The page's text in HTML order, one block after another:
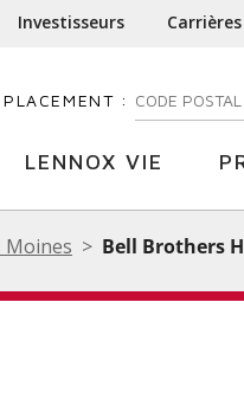
Investisseurs Carrières
: ENTREZ
LENNOX VIE
Moines Bell Brothers